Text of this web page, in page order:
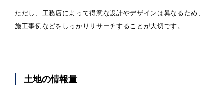
ただし、工務店によって得意な設計やデザインは異なるため、
施工事例などをしっかりリサーチすることが大切です。
土地の情報量